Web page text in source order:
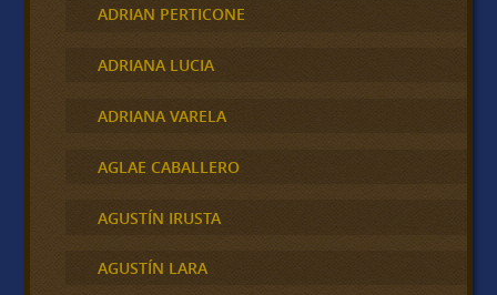
ADRIAN PERTICONE
ADRIANA LUCIA
ADRIANA VARELA
AGLAE CABALLERO
AGUSTÍN IRUSTA
AGUSTÍN LARA